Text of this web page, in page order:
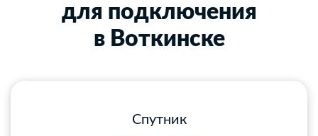
для подключения
в Воткинске
Спутник